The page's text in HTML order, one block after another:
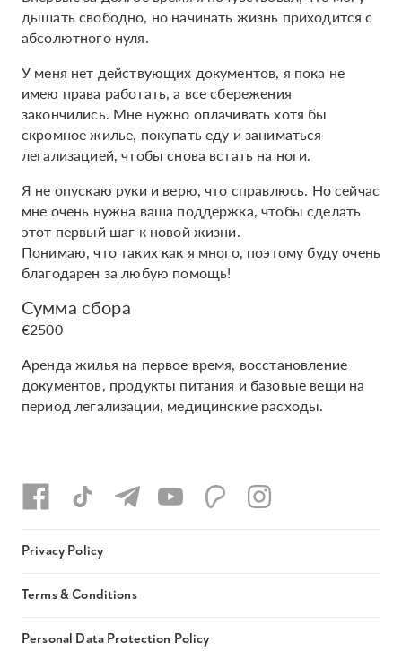
дышать свободно, но начинать жизнь приходится с
абсолютного нуля.
У меня нет действующих документов, я пока не
имею права работать, а все сбережения
закончились. Мне нужно оплачивать хотя бы
скромное жилье, покупать еду и заниматься
легализацией, чтобы снова встать на ноги.
Я не опускаю руки и верю, что справлюсь. Но сейчас
мне очень нужна ваша поддержка, чтобы сделать
этот первый шаг к новой жизни.
Понимаю, что таких как я много, поэтому буду очень
благодарен за любую помощь!
Сумма сбора
€2500
Аренда жилья на первое время, восстановление
документов, продукты питания и базовые вещи на
период легализации, медицинские расходы.
Privacy Policy
Terms & Conditions
Personal Data Protection Policy